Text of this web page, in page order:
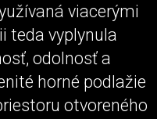
viacerými
teda vyplynula
odolnosť a
horné podlažie
otvoreného